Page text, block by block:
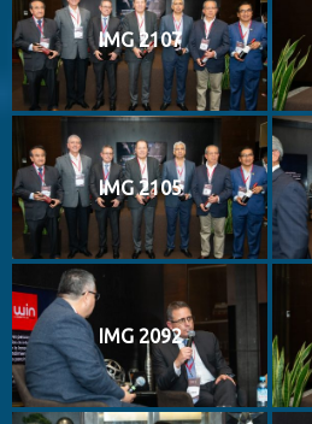
IMG 2107
IMG 2105
IMG 2092